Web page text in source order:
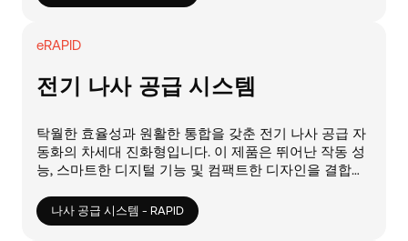
eRAPID
전기 나사 공급 시스템
탁월한 효율성과 원활한 통합을 갖춘 전기 나사 공급 자
동화의 차세대 진화형입니다. 이 제품은 뛰어난 작동 성
능, 스마트한 디지털 기능 및 컴팩트한 디자인을 결합했
나사 공급 시스템 - RAPID